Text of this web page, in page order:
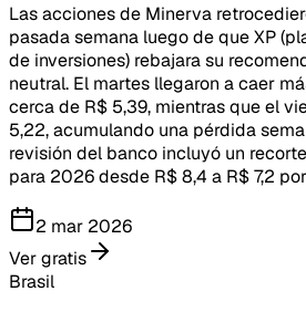
Las acciones de Minerva
pasada semana luego de que XP
de inversiones) rebajara su
neutral. El martes llegaron a caer
cerca de R$ 5,39, mientras que el
5,22, acumulando una pérdida
revisión del banco incluyó un
para 2026 desde R$ 8,4 a R$ 7,2
2 mar 2026
Ver gratis
Brasil